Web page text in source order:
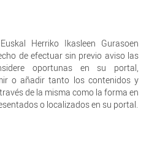
Herriko Ikasleen Gurasoen
de efectuar sin previo aviso las
oportunas en su portal,
o añadir tanto los contenidos y
de la misma como la forma en
o localizados en su portal.